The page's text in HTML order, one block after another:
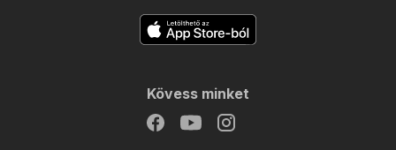
Kövess minket